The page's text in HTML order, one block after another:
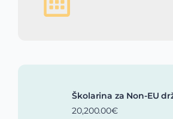
Školarina za Non-EU
20,200.00€